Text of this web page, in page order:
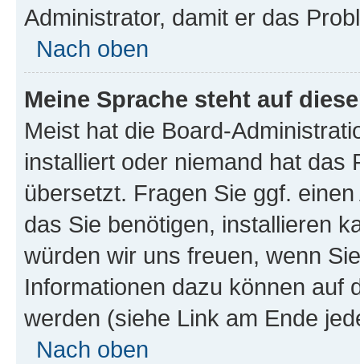
Administrator, damit er das
Nach oben
Meine Sprache steht auf
Meist hat die Board-
installiert oder niemand hat das
übersetzt. Fragen Sie ggf.
das Sie benötigen, installieren
würden wir uns freuen, wenn
Informationen dazu können auf
werden (siehe Link am Ende
Nach oben